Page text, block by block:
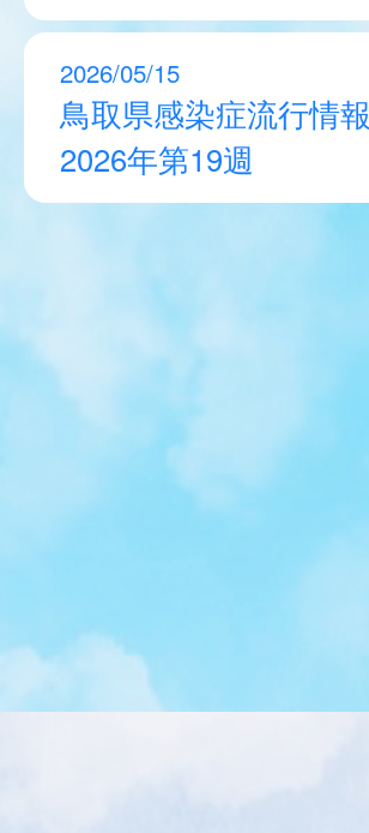
2026/05/15
鳥取県感染症流行情報
2026年第19週